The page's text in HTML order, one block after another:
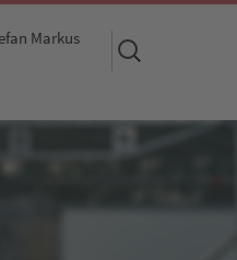
Markus
Suchen
nach: